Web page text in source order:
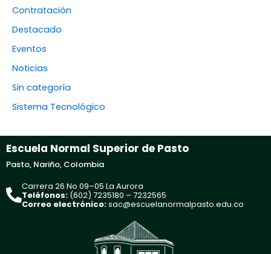
Contratación
Destacado
Eventos
Noticias
Sin categoría
Sistema Tecnológico
Escuela Normal Superior de Pasto
Pasto, Nariño, Colombia
Carrera 26 No 09–05 La Aurora
Teléfonos: (602) 7235180 – 7232565
Correo electrónico:sac@escuelanormalpasto.edu.co